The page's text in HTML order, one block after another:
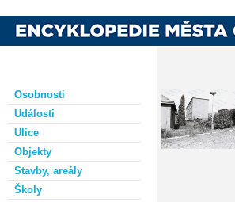
Osobnosti
Události
Ulice
Objekty
Stavby, areály
Školy